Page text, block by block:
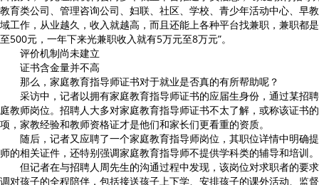
教育类公司、管理咨询公司、妇联、社区、学校、青少年活动中心、早
域工作，从业越久，收入就越高，而且还能上各种平台找兼职，兼职都
至500元，一年下来光兼职收入就有5万元至8万元”。
评价机制尚未建立
证书含金量并不高
那么，家庭教育指导师证书对于就业是否真的有所帮助呢？
采访中，记者以拥有家庭教育指导师证书的应届生身份，通过某招
庭教师岗位。招聘人大多对家庭教育指导师证书不太了解，或称该证书
项，家教经验和教师资格证才是他们和家长们更看重的资质。
随后，记者又应聘了一个家庭教育指导师岗位，其职位详情中明确
师的相关证件，还特别强调家庭教育指导师不提供学科类的辅导和培训。
但记者在与招聘人周先生的沟通过程中发现，该岗位对求职者的要
调对孩子的全程陪伴，包括接送孩子上下学、安排孩子的课外活动、监